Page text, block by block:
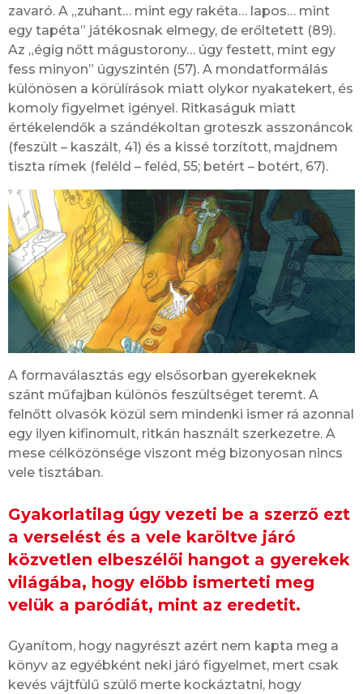
zavaró. A „zuhant… mint egy rakéta… lapos… mint
egy tapéta” játékosnak elmegy, de erőltetett (89).
Az „égig nőtt mágustorony… úgy festett, mint egy
fess minyon” úgyszintén (57). A mondatformálás
különösen a körülírások miatt olykor nyakatekert, és
komoly figyelmet igényel. Ritkaságuk miatt
értékelendők a szándékoltan groteszk asszonáncok
(feszült – kaszált, 41) és a kissé torzított, majdnem
tiszta rímek (feléld – feléd, 55; betért – botért, 67).
A formaválasztás egy elsősorban gyerekeknek
szánt műfajban különös feszültséget teremt. A
felnőtt olvasók közül sem mindenki ismer rá azonnal
egy ilyen kifinomult, ritkán használt szerkezetre. A
mese célközönsége viszont még bizonyosan nincs
vele tisztában.
Gyakorlatilag úgy vezeti be a szerző ezt
a verselést és a vele karöltve járó
közvetlen elbeszélői hangot a gyerekek
világába, hogy előbb ismerteti meg
velük a paródiát, mint az eredetit.
Gyanítom, hogy nagyrészt azért nem kapta meg a
könyv az egyébként neki járó figyelmet, mert csak
kevés vájtfülű szülő merte kockáztatni, hogy